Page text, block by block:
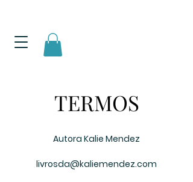
TERMOS
Autora Kalie Mendez
livrosda@kaliemendez.com